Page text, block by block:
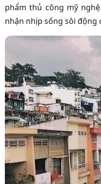
phẩm thủ công mỹ
nhận nhịp sống sôi động